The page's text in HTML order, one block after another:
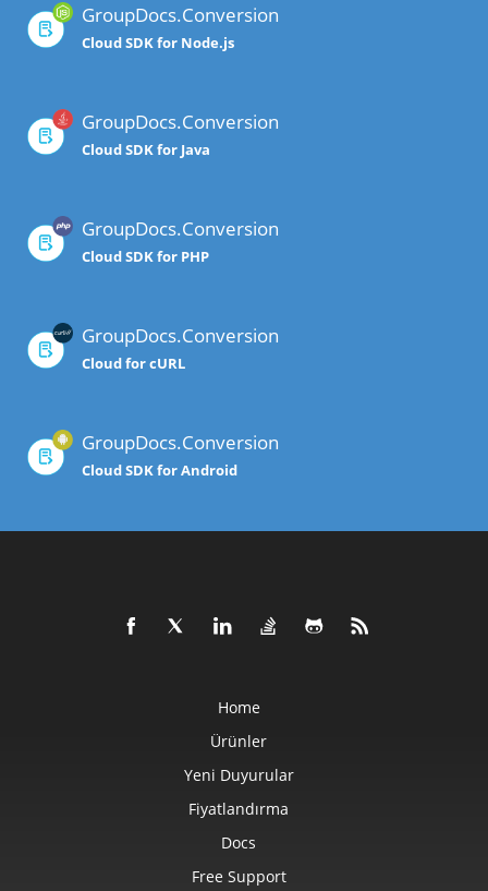
GroupDocs.Conversion
Cloud SDK for Node.js
GroupDocs.Conversion
Cloud SDK for Java
GroupDocs.Conversion
Cloud SDK for PHP
GroupDocs.Conversion
Cloud for cURL
GroupDocs.Conversion
Cloud SDK for Android
Home
Ürünler
Yeni Duyurular
Fiyatlandırma
Docs
Free Support